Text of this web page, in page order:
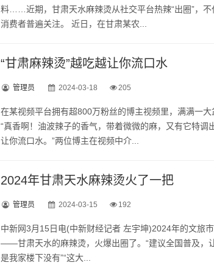
料……近期，甘肃天水麻辣烫从社交平台热辣“出圈”，
消费者普遍关注。 近日，在甘肃某农...
“甘肃麻辣烫”越吃越让你流口水
管理员 2024-03-18 205
在某视频平台拥有超800万粉丝的博主视频里，满满一大
“真香啊！油波辣子的香气，带着微微的麻，又有它特
让你流口水。”两位博主在视频中介...
2024年甘肃天水麻辣烫火了一把
管理员 2024-03-15 192
中新网3月15日电(中新财经记者 左宇坤)2024年的文旅
——甘肃天水的麻辣烫，火爆出圈了。“建议全国普及，
是我家楼下没有”“这大...